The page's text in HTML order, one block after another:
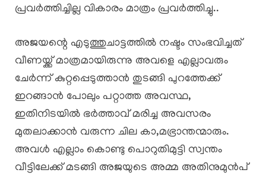
പ്രവർത്തിച്ചില്ല വികാരം മാത്രം പ്രവർത്തിച്ചു..
അജയന്റെ എടുത്തുചാട്ടത്തിൽ നഷ്ടം സംഭവിച്ചത്
വീണയ്ക്ക് മാത്രമായിരുന്നു അവളെ എല്ലാവരും
ചേർന്ന് കുറ്റപ്പെടുത്താൻ തുടങ്ങി പുറത്തേക്ക്
ഇറങ്ങാൻ പോലും പറ്റാത്ത അവസ്ഥ,
ഇതിനിടയിൽ ഭർത്താവ് മരിച്ച അവസരം
മുതലാക്കാൻ വരുന്ന ചില കാ,മഭ്രാന്തന്മാരും.
അവൾ എല്ലാം കൊണ്ടു പൊറുതിമുട്ടി സ്വന്തം
വീട്ടിലേക്ക് മടങ്ങി അജയുടെ അമ്മ അതിനുമുൻപ്